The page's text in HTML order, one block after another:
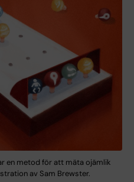
en metod för att mäta ojämlik
av Sam Brewster.